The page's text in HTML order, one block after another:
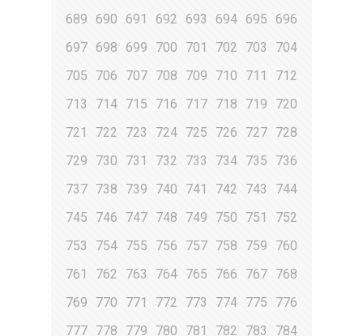
689
690 691 692 693 694 695
696
697 698 699 700 701 702 703
704
705
706 707 708 709 710 711
712
713
714 715 716 717 718 719
720
721
722 723 724 725 726 727 728
729
730 731 732 733 734 735
736
737 738 739 740 741 742 743
744
745
746 747 748 749 750 751
752
753
754 755 756 757 758 759
760
761
762 763 764 765 766 767 768
769
770 771 772 773 774 775
776
777 778 779 780 781 782 783
784